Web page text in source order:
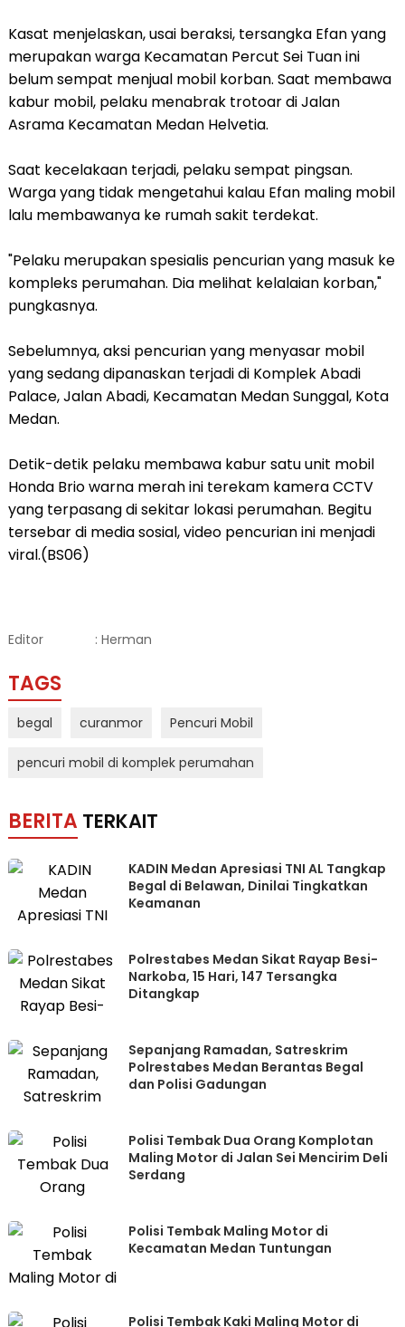
Kasat menjelaskan, usai beraksi, tersangka Efan yang
merupakan warga Kecamatan Percut Sei Tuan ini
belum sempat menjual mobil korban. Saat membawa
kabur mobil, pelaku menabrak trotoar di Jalan
Asrama Kecamatan Medan Helvetia.
Saat kecelakaan terjadi, pelaku sempat pingsan.
Warga yang tidak mengetahui kalau Efan maling mobil
lalu membawanya ke rumah sakit terdekat.
"Pelaku merupakan spesialis pencurian yang masuk ke
kompleks perumahan. Dia melihat kelalaian korban,"
pungkasnya.
Sebelumnya, aksi pencurian yang menyasar mobil
yang sedang dipanaskan terjadi di Komplek Abadi
Palace, Jalan Abadi, Kecamatan Medan Sunggal, Kota
Medan.
Detik-detik pelaku membawa kabur satu unit mobil
Honda Brio warna merah ini terekam kamera CCTV
yang terpasang di sekitar lokasi perumahan. Begitu
tersebar di media sosial, video pencurian ini menjadi
viral.(BS06)
Editor : Herman
TAGS
begal curanmor Pencuri Mobil
pencuri mobil di komplek perumahan
BERITA TERKAIT
KADIN Medan Apresiasi TNI AL Tangkap
Begal di Belawan, Dinilai Tingkatkan
Keamanan
Polrestabes Medan Sikat Rayap Besi-
Narkoba, 15 Hari, 147 Tersangka
Ditangkap
Sepanjang Ramadan, Satreskrim
Polrestabes Medan Berantas Begal
dan Polisi Gadungan
Polisi Tembak Dua Orang Komplotan
Maling Motor di Jalan Sei Mencirim Deli
Serdang
Polisi Tembak Maling Motor di
Kecamatan Medan Tuntungan
Polisi Tembak Kaki Maling Motor di